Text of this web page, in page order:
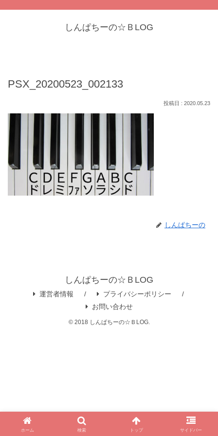
しんぱちーの☆ＢLOG
PSX_20200523_002133
2020.05.23
しんぱちーの
しんぱちーの☆ＢLOG
運営者情報
プライバシーポリシー
お問い合わせ
© 2018 しんぱちーの☆ＢLOG.
ホーム 検索 トップ サイドバー